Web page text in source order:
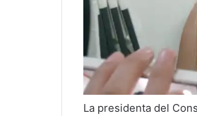
La presidenta del